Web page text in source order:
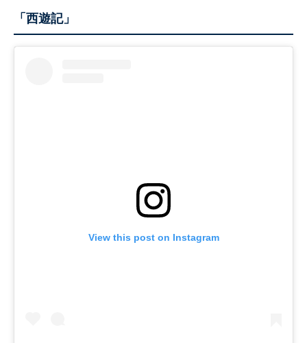
「西遊記」
View this post on Instagram